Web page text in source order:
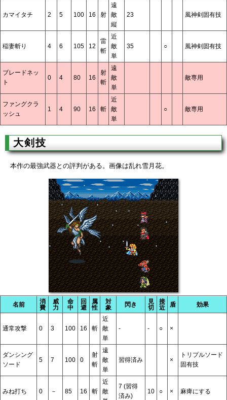
カマイタチ 2 5 100 16 射
遠
敵
縦
23 風神剣固有技
稲妻斬り 4 6 105 12
雷
斬
近
敵
単
35 ○ 風神剣固有技
ブレードネッ
ト
0 4 80 16
射
斬
遠
敵
単
敵専用
ファングクラ
ッシュ
1 4 90 16 斬
近
敵
単
○ 敵専用
大剣技
本作の最強武器との評判がある。画像は乱れ雪月花。
名前
消
費
威
力
命
中
回
避
属
性
対
象
閃き
見
切
接
近
盾 効果
通常攻撃 0 3 100 16 斬
近
敵
単
- - ○ ×
ダンシング
ソード
5 7 100 0
射
斬
遠
敵
単
習得済み ×
トリプルソード
固有技
みね打ち 0 － 85 16 斬
近
敵
7 (習得
済み)
10 ○ × 麻痺にする